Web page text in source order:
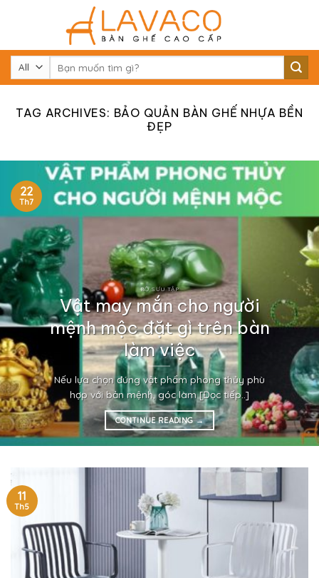
kiếm:
TAG ARCHIVES: BẢO QUẢN BÀN GHẾ NHỰA BỀN
ĐẸP
BỘ SƯU TẬP
Vật may mắn cho người
mệnh mộc đặt gì trên bàn
làm việc
Nếu lựa chọn đúng vật phẩm phong thủy phù
hợp với bản mệnh, góc làm [Đọc tiếp..]
CONTINUE READING→
22
Th7
11
Th5